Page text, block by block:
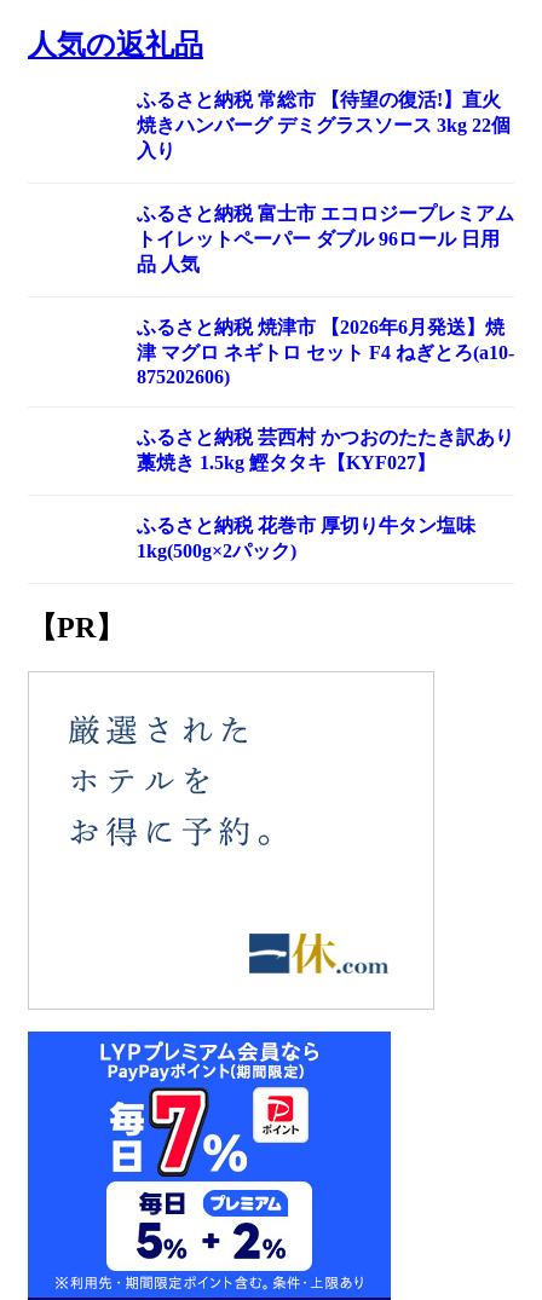
人気の返礼品
ふるさと納税 常総市 【待望の復活!】直火
焼きハンバーグ デミグラスソース 3kg 22個
入り
ふるさと納税 富士市 エコロジープレミアム
トイレットペーパー ダブル 96ロール 日用
品 人気
ふるさと納税 焼津市 【2026年6月発送】焼
津 マグロ ネギトロ セット F4 ねぎとろ(a10-
875202606)
ふるさと納税 芸西村 かつおのたたき訳あり
藁焼き 1.5kg 鰹タタキ【KYF027】
ふるさと納税 花巻市 厚切り牛タン塩味
1kg(500g×2パック)
【PR】